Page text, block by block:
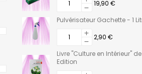
19,90 €
Pulvérisateur Gachette - 1
2,90 €
Livre "Culture en Intérieur"
Edition